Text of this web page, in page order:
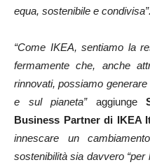
equa, sostenibile e condivisa”.
“Come IKEA, sentiamo la
fermamente che, anche
rinnovati, possiamo
e sul pianeta” aggiunge
Business Partner di IKEA
innescare un
sostenibilità sia davvero “per